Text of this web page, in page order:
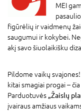
MEI
figūrėlių ir vaidmenų
saugumui ir kokybei.
akį savo šiuolaikišku
Pildome vaikų
kitai smagiai progai –
Parduotuvės „Žaislų
įvairaus amžiaus